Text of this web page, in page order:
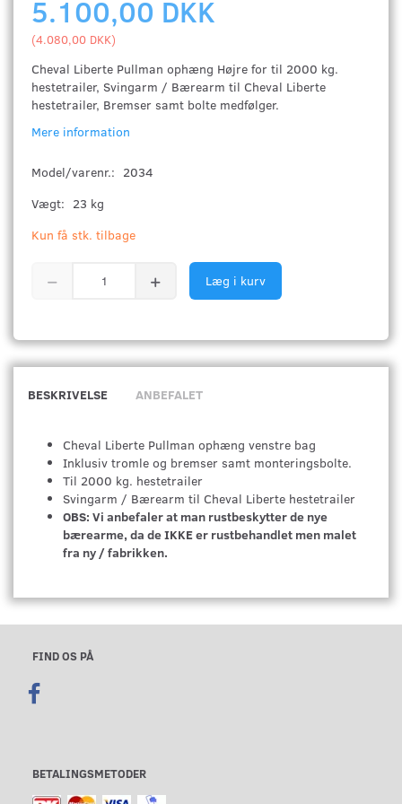
5.100,00 DKK
(4.080,00 DKK)
Cheval Liberte Pullman ophæng Højre for til 2000 kg.
hestetrailer, Svingarm / Bærearm til Cheval Liberte
hestetrailer, Bremser samt bolte medfølger.
Mere information
Model/varenr.: 2034
Vægt: 23 kg
Kun få stk. tilbage
Læg i kurv
BESKRIVELSE ANBEFALET
Cheval Liberte Pullman ophæng venstre bag
Inklusiv tromle og bremser samt monteringsbolte.
Til 2000 kg. hestetrailer
Svingarm / Bærearm til Cheval Liberte hestetrailer
OBS: Vi anbefaler at man rustbeskytter de nye
bærearme, da de IKKE er rustbehandlet men malet
fra ny / fabrikken.
FIND OS PÅ
BETALINGSMETODER